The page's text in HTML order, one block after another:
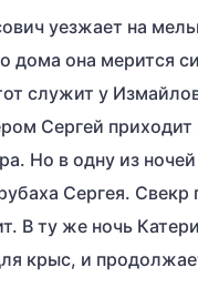
уезжает на
дома она мерится
служит у
Сергей
Но в одну из
Сергея.
В ту же ночь
крыс, и